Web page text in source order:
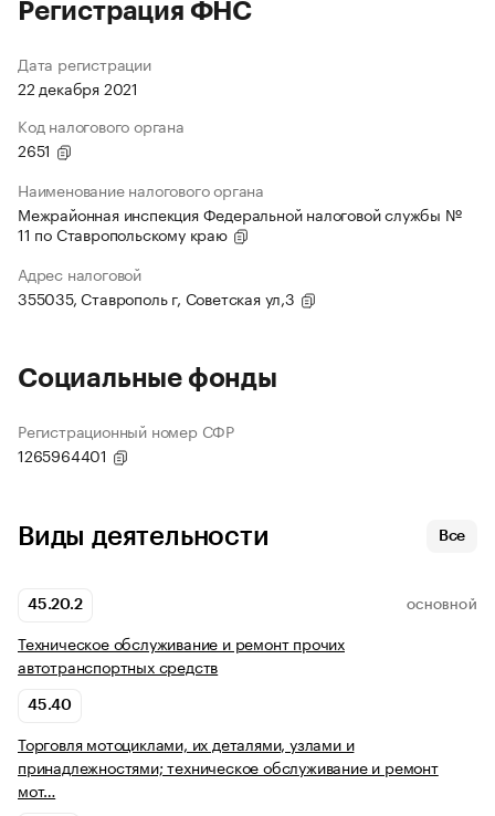
Регистрация ФНС
Дата регистрации
22 декабря 2021
Код налогового органа
2651
Наименование налогового органа
Межрайонная инспекция Федеральной налоговой службы №
11 по Ставропольскому краю
Адрес налоговой
355035, Ставрополь г, Советская ул,3
Социальные фонды
Регистрационный номер СФР
1265964401
Виды деятельности Все
45.20.2 ОСНОВНОЙ
Техническое обслуживание и ремонт прочих
автотранспортных средств
45.40
Торговля мотоциклами, их деталями, узлами и
принадлежностями; техническое обслуживание и ремонт
мот…